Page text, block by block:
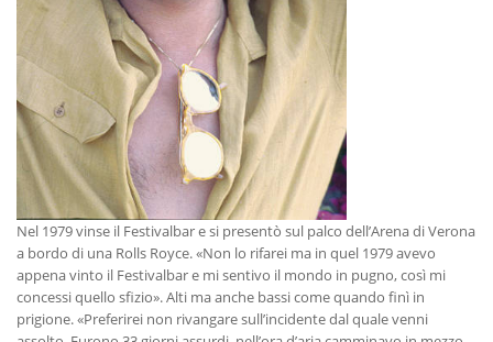
Nel 1979 vinse il Festivalbar e si presentò sul palco dell’Arena di Verona
a bordo di una Rolls Royce. «Non lo rifarei ma in quel 1979 avevo
appena vinto il Festivalbar e mi sentivo il mondo in pugno, così mi
concessi quello sfizio». Alti ma anche bassi come quando finì in
prigione. «Preferirei non rivangare sull’incidente dal quale venni